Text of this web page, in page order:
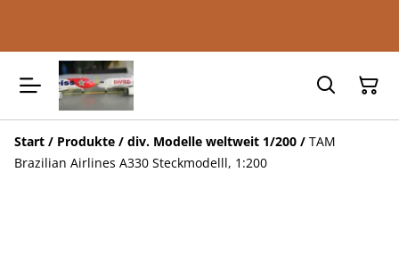
Start / Produkte / div. Modelle weltweit 1/200 / TAM
Brazilian Airlines A330 Steckmodelll, 1:200